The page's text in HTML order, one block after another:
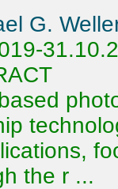
G.
the r ...